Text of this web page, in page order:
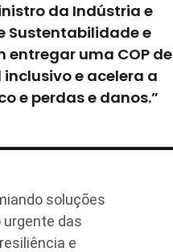
da Indústria e
Sustentabilidade e
entregar uma COP de
e acelera a
e perdas e danos.”
soluções
das
e